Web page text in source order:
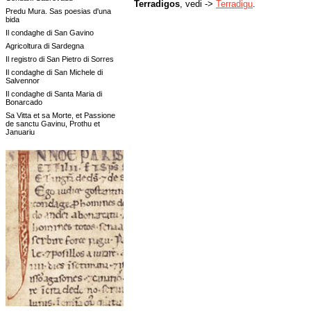
Predu Mura. Sas poesias d'una
bida
Il condaghe di San Gavino
Agricoltura di Sardegna
Il registro di San Pietro di Sorres
Il condaghe di San Michele di
Salvennor
Il condaghe di Santa Maria di
Bonarcado
Sa Vitta et sa Morte, et Passione
de sanctu Gavinu, Prothu et
Januariu
Terradigos , vedi -> Terradigu